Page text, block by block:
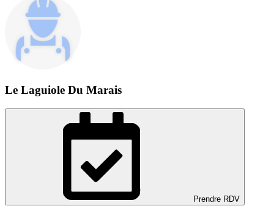
Le Laguiole Du Marais
Prendre RDV